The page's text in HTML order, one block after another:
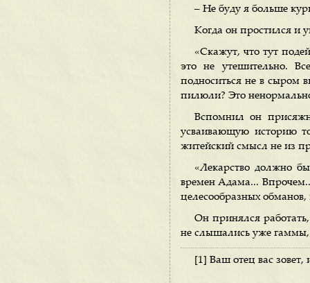
– Не буду я больше
Когда он простился и
«Скажут, что тут
это не утешительно.
подноситься не в сыром
пилюли? Это
Вспомнил он
усваивающую историю
житейский смысл не из
«Лекарство должно
времен Адама...
целесообразных
Он принялся
не слышались уже гаммы,
[1] Ваш отец вас зовет,